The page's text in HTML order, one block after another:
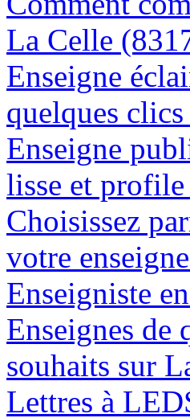
La Celle
Enseigne
quelques
Enseigne
lisse et
Choisissez
votre
Enseigniste
Enseignes de
souhaits sur
Lettres à